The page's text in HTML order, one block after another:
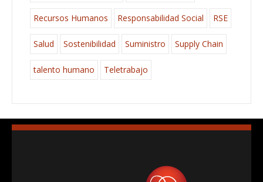
Recursos Humanos Responsabilidad Social RSE
Salud Sostenibilidad Suministro Supply Chain
talento humano Teletrabajo